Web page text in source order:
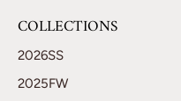
COLLECTIONS
2026SS
2025FW